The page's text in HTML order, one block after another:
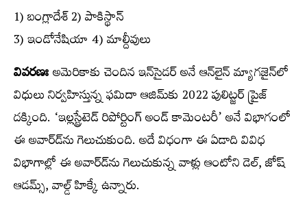
1) బంగ్లాదేశ్‌ 2) పాకిస్థాన్‌
3) ఇండోనేషియా 4) మాల్దీవులు
వివరణఃఅమెరికాకు చెందిన ఇన్‌సైడర్‌ అనే ఆన్‌లైన్‌ మ్యాగజైన్‌లో
విధులు నిర్వహిస్తున్న ఫమిదా ఆజిమ్‌కు 2022 పులిట్జర్‌ ప్రైజ్‌
దక్కింది. ‘ఇల్లస్ట్రేటెడ్‌ రిపోర్టింగ్‌ అండ్‌ కామెంటరీ’ అనే విభాగంలో
ఈ అవార్డ్‍ను గెలుచుకుంది. అదే విధంగా ఈ ఏడాది వివిధ
విభాగాల్లో ఈ అవార్డ్‍ను గెలుచుకున్న వాళ్లు ఆంటోని డెల్‌, జోష్‌
ఆడమ్స్​‍, వాల్డ్​‍ హిక్కే ఉన్నారు.